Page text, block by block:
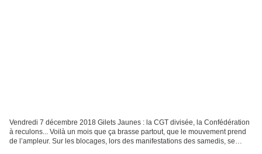
Vendredi 7 décembre 2018 Gilets Jaunes : la CGT divisée, la Confédération
à reculons... Voilà un mois que ça brasse partout, que le mouvement prend
de l’ampleur. Sur les blocages, lors des manifestations des samedis, se